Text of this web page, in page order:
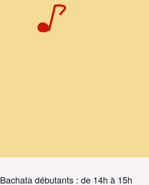
Bachata débutants : de 14h à 15h